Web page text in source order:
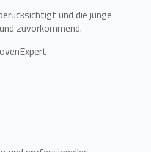
und die junge
zuvorkommend.